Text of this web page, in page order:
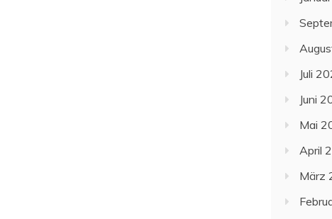
Juli
Juni
Mai
April
März